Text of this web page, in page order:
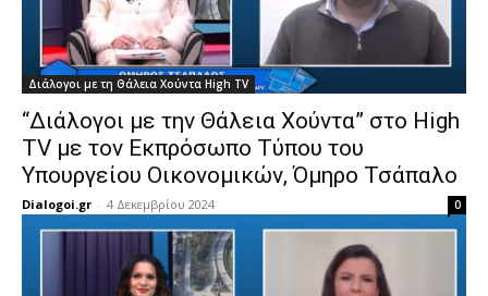
Διάλογοι με τη Θάλεια Χούντα High TV
“Διάλογοι με την Θάλεια Χούντα” στο High
TV με τον Εκπρόσωπο Τύπου του
Υπουργείου Οικονομικών, Όμηρο Τσάπαλο
Dialogoi.gr - 4 Δεκεμβρίου 2024 0